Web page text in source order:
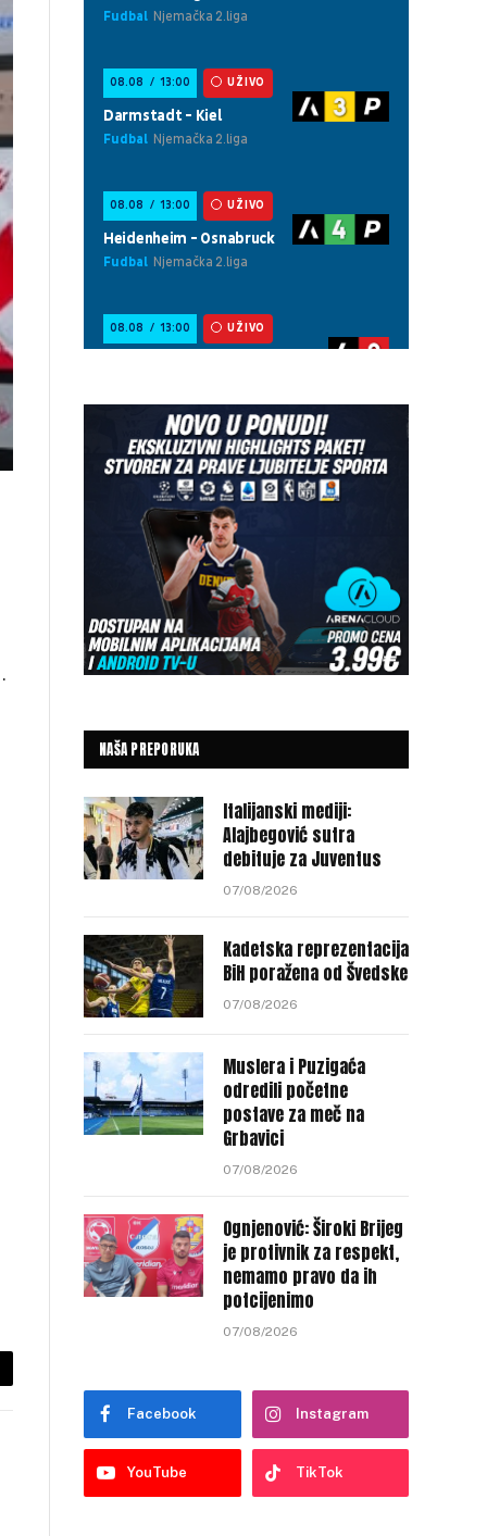
NAŠA PREPORUKA
Italijanski mediji:
Alajbegović sutra
debituje za Juventus
07/08/2026
Kadetska reprezentacija
BiH poražena od Švedske
07/08/2026
Muslera i Puzigaća
odredili početne
postave za meč na
Grbavici
07/08/2026
Ognjenović: Široki Brijeg
je protivnik za respekt,
nemamo pravo da ih
potcijenimo
07/08/2026
Facebook Instagram
YouTube TikTok